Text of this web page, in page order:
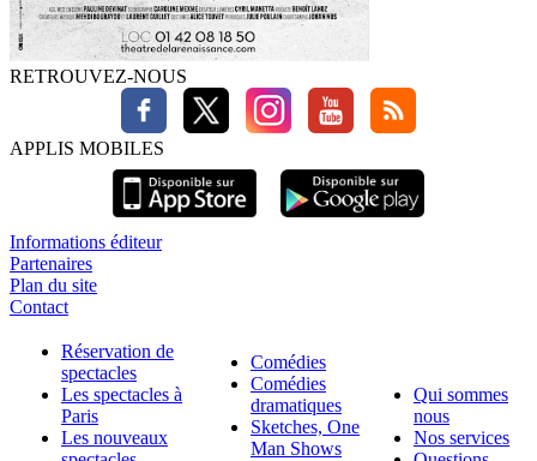
RETROUVEZ-NOUS
APPLIS MOBILES
Informations éditeur
Partenaires
Plan du site
Contact
Réservation de
spectacles
Les spectacles à
Paris
Les nouveaux
Comédies
Comédies
dramatiques
Sketches, One
Man Shows
Qui sommes
nous
Nos services